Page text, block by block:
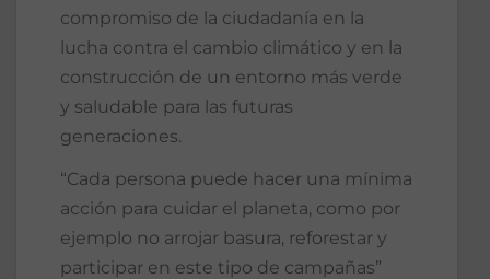
compromiso de la ciudadanía en la
lucha contra el cambio climático y en la
construcción de un entorno más verde
y saludable para las futuras
generaciones.
“Cada persona puede hacer una mínima
acción para cuidar el planeta, como por
ejemplo no arrojar basura, reforestar y
participar en este tipo de campañas”